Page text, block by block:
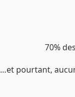
70%
…et pourtant,